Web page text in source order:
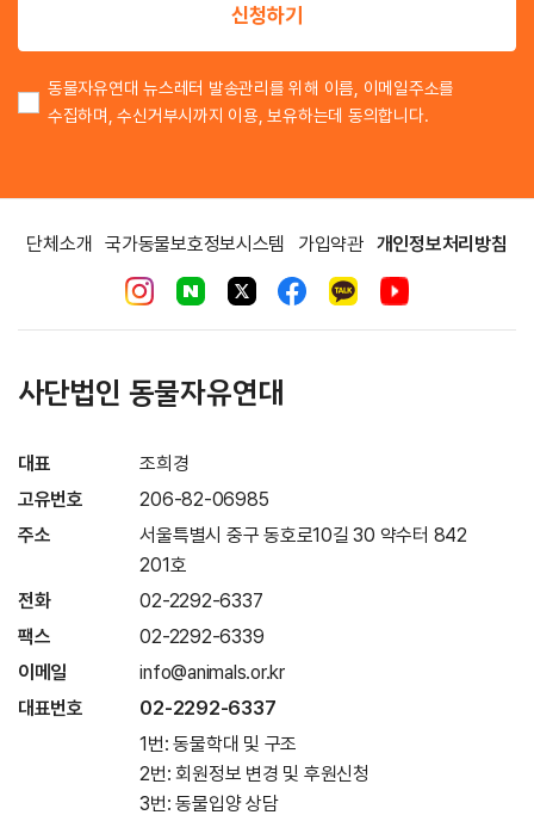
신청하기
동물자유연대 뉴스레터 발송관리를 위해 이름, 이메일주소를
수집하며, 수신거부시까지 이용, 보유하는데 동의합니다.
단체소개 국가동물보호정보시스템 가입약관 개인정보처리방침
사단법인 동물자유연대
대표
조희경
고유번호
206-82-06985
주소
서울특별시 중구 동호로10길 30 약수터 842
201호
전화
02-2292-6337
팩스
02-2292-6339
이메일
info@animals.or.kr
대표번호
02-2292-6337
1번: 동물학대 및 구조
2번: 회원정보 변경 및 후원신청
3번: 동물입양 상담